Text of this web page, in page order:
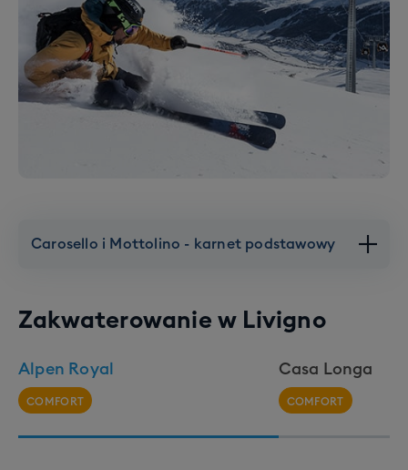
Carosello i Mottolino - karnet podstawowy
Zakwaterowanie w Livigno
Alpen Royal
COMFORT
Casa Longa
COMFORT